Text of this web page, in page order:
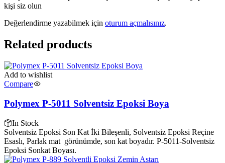
kişi siz olun
Değerlendirme yazabilmek için oturum açmalısınız.
Related products
Add to wishlist
Compare
Polymex P-5011 Solventsiz Epoksi Boya
In Stock
Solventsiz Epoksi Son Kat İki Bileşenli, Solventsiz Epoksi Reçine
Esaslı, Parlak mat görünümde, son kat boyadır. P-5011-Solventsiz
Epoksi Sonkat Boyası.